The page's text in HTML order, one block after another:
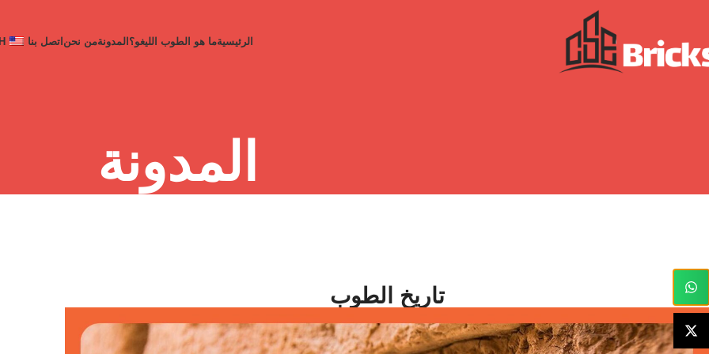
الرئيسيةما هو الطوب اللیغو؟ المدونةمن نحن اتصل بنا
المدونة
تاريخ الطوب